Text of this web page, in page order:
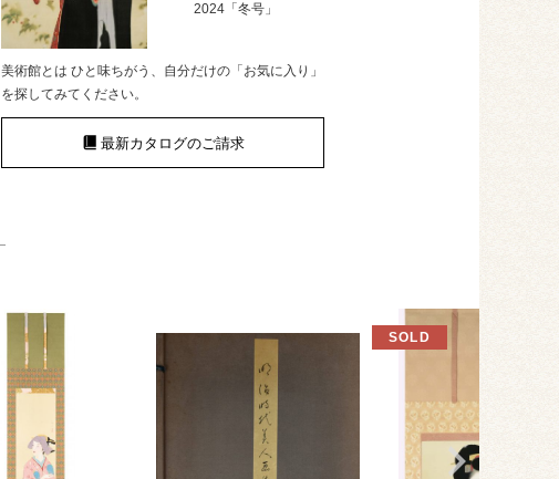
2024「冬号」
美術館とは ひと味ちがう、自分だけの「お気に入り」
を探してみてください。
最新カタログのご請求